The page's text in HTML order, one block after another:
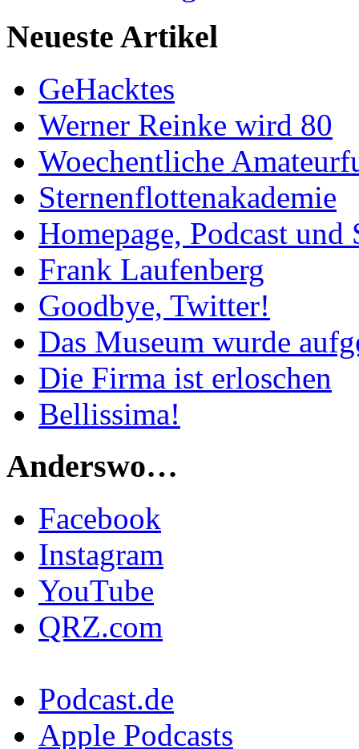
Neueste Artikel
GeHacktes
Werner Reinke wird 80
Woechentliche
Sternenflottenakademie
Homepage, Podcast
Frank Laufenberg
Goodbye, Twitter!
Das Museum wurde
Die Firma ist erloschen
Bellissima!
Anderswo…
Facebook
Instagram
YouTube
QRZ.com
Podcast.de
Apple Podcasts